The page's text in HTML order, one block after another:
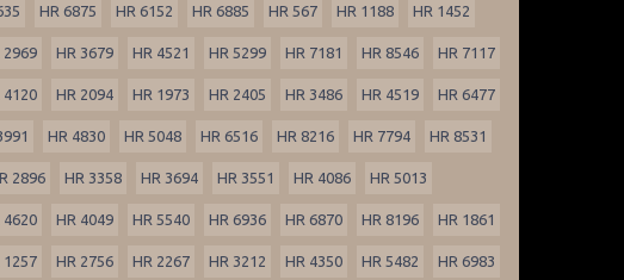
HR 6875 HR 6152 HR 6885 HR 567 HR 1188 HR 1452
2969 HR 3679 HR 4521 HR 5299 HR 7181 HR 8546 HR 7117
4120 HR 2094 HR 1973 HR 2405 HR 3486 HR 4519 HR 6477
HR 4830 HR 5048 HR 6516 HR 8216 HR 7794 HR 8531
2896 HR 3358 HR 3694 HR 3551 HR 4086 HR 5013
4620 HR 4049 HR 5540 HR 6936 HR 6870 HR 8196 HR 1861
1257 HR 2756 HR 2267 HR 3212 HR 4350 HR 5482 HR 6983